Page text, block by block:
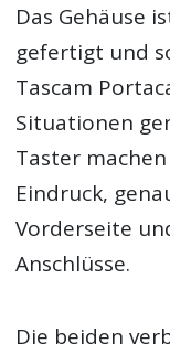
Das Gehäuse
gefertigt und
Tascam
Situationen
Taster
Eindruck,
Vorderseite
Anschlüsse.
Die beiden